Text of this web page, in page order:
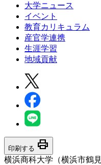
大学ニュース
イベント
教育カリキュラム
産官学連携
生涯学習
地域貢献
印刷する print
横浜商科大学（横浜市鶴